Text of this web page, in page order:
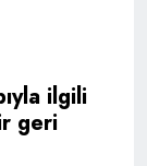
ilgili
geri